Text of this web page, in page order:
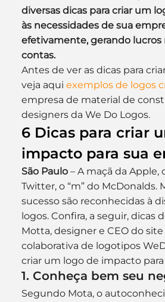
diversas dicas para criar um
às necessidades de sua
efetivamente, gerando lucros
contas.
Antes de ver as dicas para
veja aqui exemplos de logos
empresa de material de
designers da We Do Logos.
6 Dicas para criar
impacto para sua
São Paulo – A maçã da Apple,
Twitter, o “m” do McDonalds.
sucesso são reconhecidas à
logos. Confira, a seguir, dicas
Motta, designer e CEO do
colaborativa de logotipos
criar um logo de impacto
1. Conheça bem seu
Segundo Mota, o